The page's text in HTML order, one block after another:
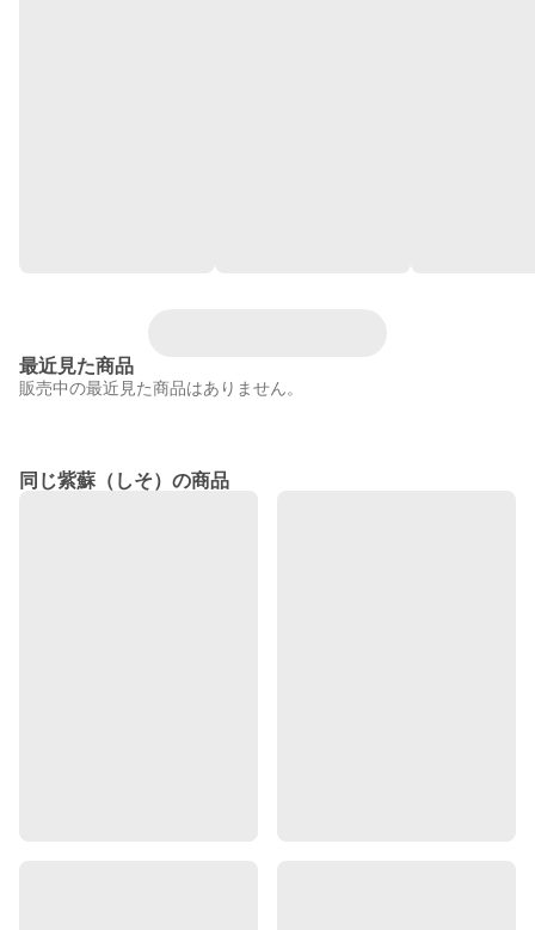
最近見た商品
販売中の最近見た商品はありません。
同じ紫蘇（しそ）の商品